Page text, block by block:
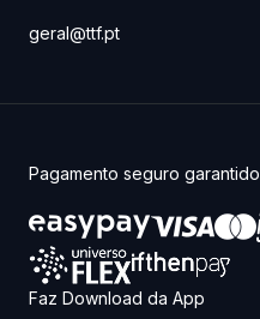
geral@ttf.pt
Pagamento seguro garantido
Faz Download da App